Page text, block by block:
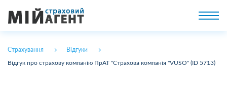
Страхування Відгуки
Відгук про страхову компанію ПрАТ "Страхова компанія "VUSO" (ID 5713)